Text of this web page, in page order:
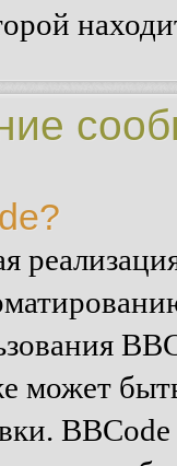
может